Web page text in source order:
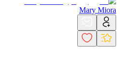
Mary Miora